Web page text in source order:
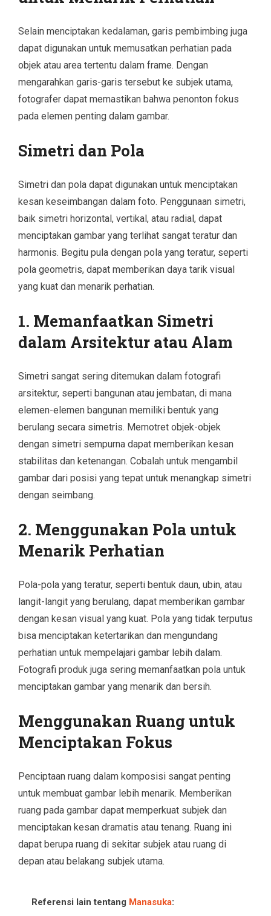
Selain menciptakan kedalaman, garis pembimbing juga
dapat digunakan untuk memusatkan perhatian pada
objek atau area tertentu dalam frame. Dengan
mengarahkan garis-garis tersebut ke subjek utama,
fotografer dapat memastikan bahwa penonton fokus
pada elemen penting dalam gambar.
Simetri dan Pola
Simetri dan pola dapat digunakan untuk menciptakan
kesan keseimbangan dalam foto. Penggunaan simetri,
baik simetri horizontal, vertikal, atau radial, dapat
menciptakan gambar yang terlihat sangat teratur dan
harmonis. Begitu pula dengan pola yang teratur, seperti
pola geometris, dapat memberikan daya tarik visual
yang kuat dan menarik perhatian.
1. Memanfaatkan Simetri
dalam Arsitektur atau Alam
Simetri sangat sering ditemukan dalam fotografi
arsitektur, seperti bangunan atau jembatan, di mana
elemen-elemen bangunan memiliki bentuk yang
berulang secara simetris. Memotret objek-objek
dengan simetri sempurna dapat memberikan kesan
stabilitas dan ketenangan. Cobalah untuk mengambil
gambar dari posisi yang tepat untuk menangkap simetri
dengan seimbang.
2. Menggunakan Pola untuk
Menarik Perhatian
Pola-pola yang teratur, seperti bentuk daun, ubin, atau
langit-langit yang berulang, dapat memberikan gambar
dengan kesan visual yang kuat. Pola yang tidak terputus
bisa menciptakan ketertarikan dan mengundang
perhatian untuk mempelajari gambar lebih dalam.
Fotografi produk juga sering memanfaatkan pola untuk
menciptakan gambar yang menarik dan bersih.
Menggunakan Ruang untuk
Menciptakan Fokus
Penciptaan ruang dalam komposisi sangat penting
untuk membuat gambar lebih menarik. Memberikan
ruang pada gambar dapat memperkuat subjek dan
menciptakan kesan dramatis atau tenang. Ruang ini
dapat berupa ruang di sekitar subjek atau ruang di
depan atau belakang subjek utama.
Referensi lain tentang Manasuka: